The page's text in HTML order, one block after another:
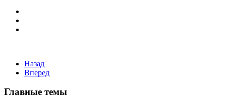
Назад
Вперед
Главные темы